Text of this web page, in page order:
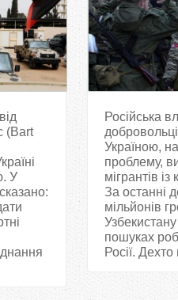
(Bart
У
Російська
Україною,
проблему,
мігрантів
За останні
мільйонів
пошуках
Росії. Дехто